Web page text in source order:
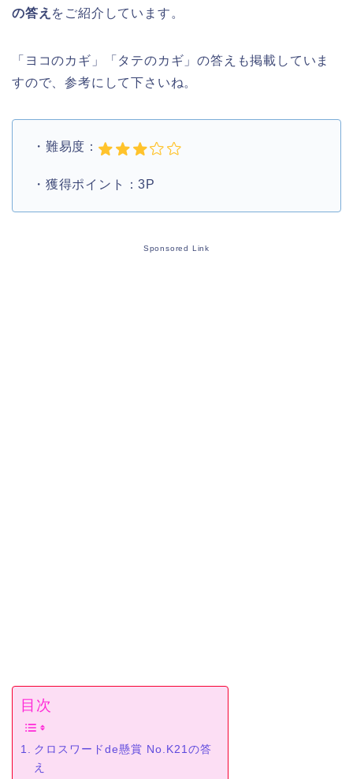
の答え をご紹介しています。
「ヨコのカギ」「タテのカギ」の答えも掲載していま
すので、参考にして下さいね。
・難易度：
・獲得ポイント：3P
Sponsored Link
目次
クロスワードde懸賞 No.K21の答
え